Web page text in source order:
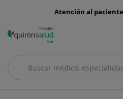
menu-
Atención al
Buscar
Buscar